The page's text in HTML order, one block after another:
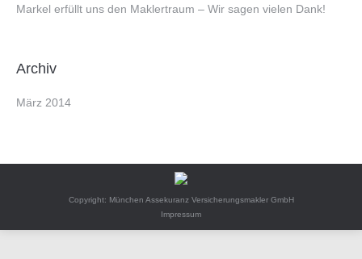
Markel erfüllt uns den Maklertraum – Wir sagen vielen Dank!
Archiv
März 2014
Copyright: München Assekuranz Versicherungsmakler GmbH
Impressum